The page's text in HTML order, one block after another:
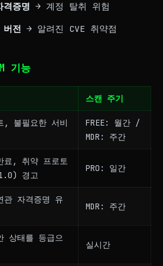
증명 → 계정 탈취 위험
전 → 알려진 CVE 취약점
기능
스캔 주기
, 불필요한 서비
FREE: 월간 /
MDR: 주간
료, 취약 프로토
경고
PRO: 일간
관 자격증명 유
MDR: 주간
상태를 등급으
실시간